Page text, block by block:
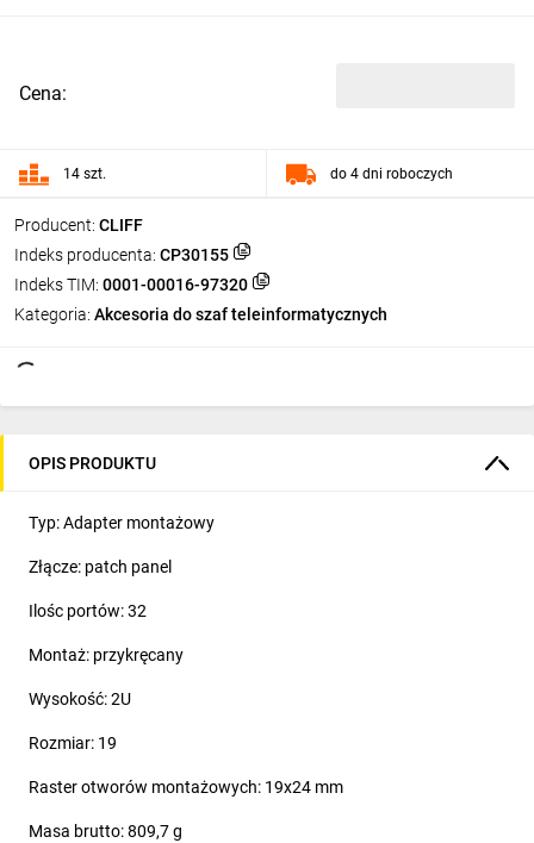
Producent: CLIFF
Indeks producenta: CP30155
Indeks TIM: 0001-00016-97320
Kategoria: Akcesoria do szaf teleinformatycznych
Cena:
14 szt. do 4 dni roboczych
OPIS PRODUKTU
Typ: Adapter montażowy
Złącze: patch panel
Ilośc portów: 32
Montaż: przykręcany
Wysokość: 2U
Rozmiar: 19
Raster otworów montażowych: 19x24 mm
Masa brutto: 809,7 g